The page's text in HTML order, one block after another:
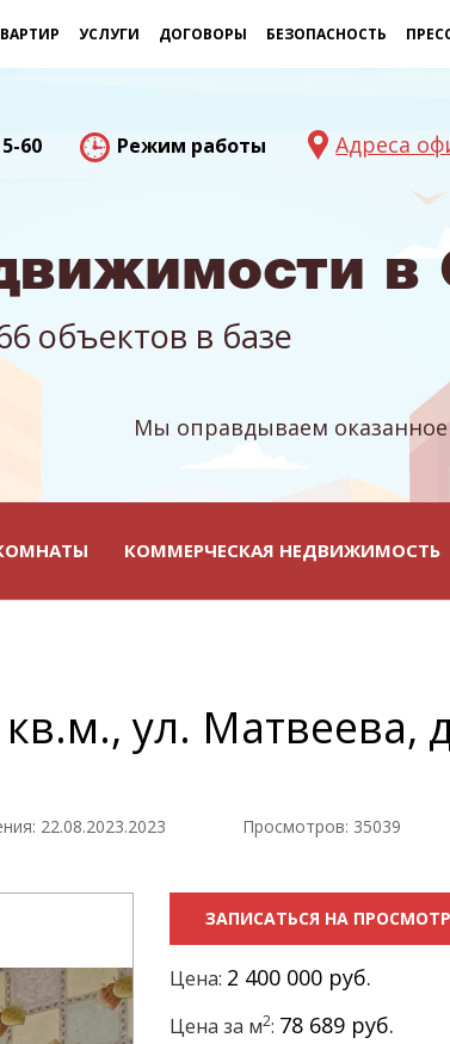
УСЛУГИ ДОГОВОРЫ БЕЗОПАСНОСТЬ
60 Режим работы Адреса
в
объектов в базе
Мы оправдываем
КОММЕРЧЕСКАЯ НЕДВИЖИМОСТЬ
ул. Матвеева,
22.08.2023.2023 Просмотров: 35039
ЗАПИСАТЬСЯ НА ПРОСМОТР
Цена: 2 400 000 руб.
Цена за м2: 78 689 руб.